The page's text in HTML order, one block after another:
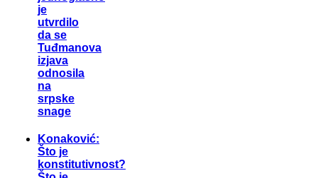
je
utvrdilo
da se
Tuđmanova
izjava
odnosila
na
srpske
snage
Konaković:
Što je
konstitutivnost?